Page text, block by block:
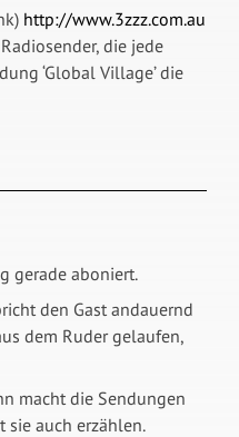
http://www.3zzz.com.au
die jede
‘Global Village’ die
gerade aboniert.
den Gast andauernd
dem Ruder gelaufen,
macht die Sendungen
sie auch erzählen.